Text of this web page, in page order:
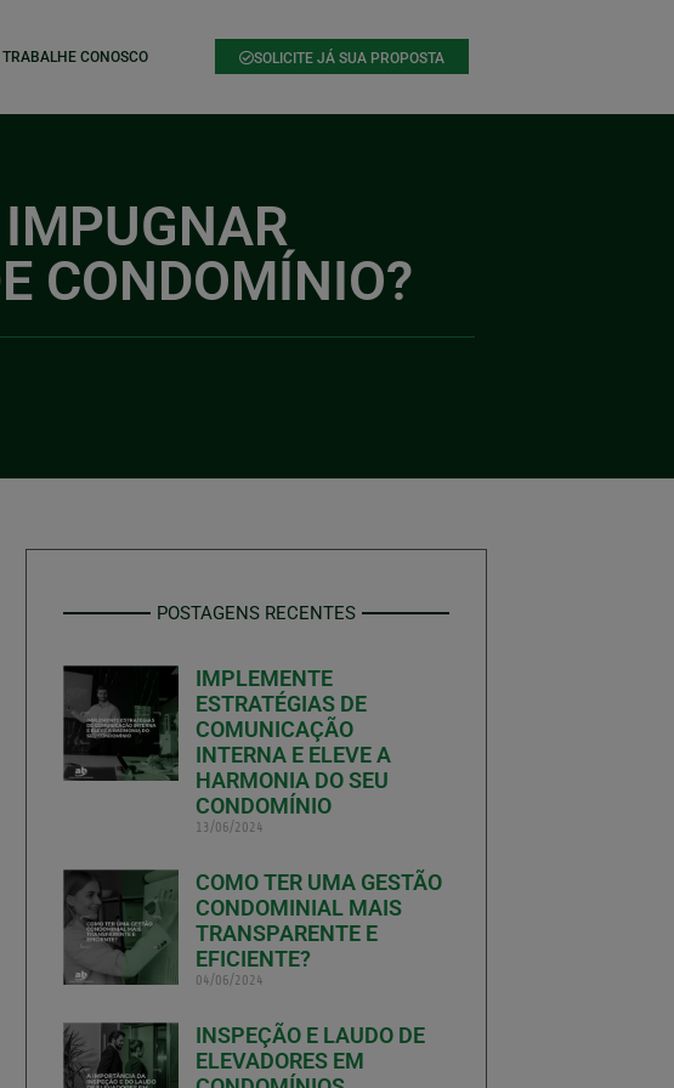
TRABALHE CONOSCO SOLICITE JÁ SUA PROPOSTA
CONDOMÍNIO?
POSTAGENS RECENTES
IMPLEMENTE
ESTRATÉGIAS DE
COMUNICAÇÃO
INTERNA E ELEVE A
HARMONIA DO SEU
CONDOMÍNIO
13/06/2024
COMO TER UMA GESTÃO
CONDOMINIAL MAIS
TRANSPARENTE E
EFICIENTE?
04/06/2024
INSPEÇÃO E LAUDO DE
ELEVADORES EM